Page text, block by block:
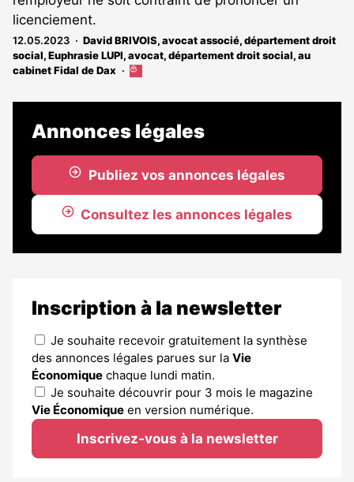
licenciement.
12.05.2023
David BRIVOIS, avocat associé, département droit
social,Euphrasie LUPI, avocat, département droit social, au
cabinet Fidal de Dax
Cet
est
aux
abonnés
Annonces légales
Publiez vos annonces légales
Consultez les annonces légales
Inscription à la newsletter
Je souhaite recevoir gratuitement la synthèse
des annonces légales parues sur la Vie
Économique chaque lundi matin.
Je souhaite découvrir pour 3 mois le magazine
Vie Économique en version numérique.
Inscrivez-vous à la newsletter